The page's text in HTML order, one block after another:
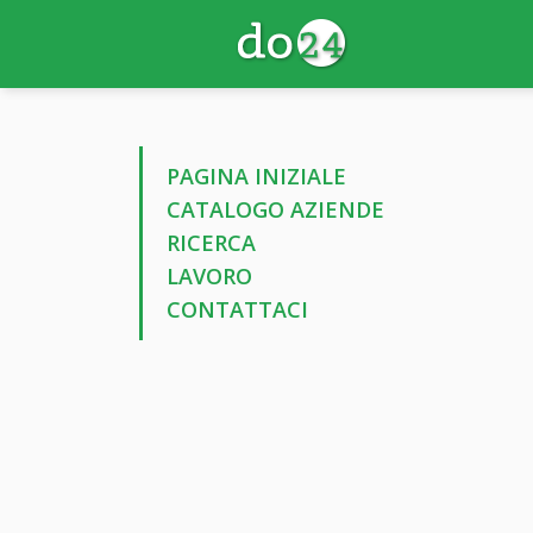
PAGINA INIZIALE
CATALOGO AZIENDE
RICERCA
LAVORO
CONTATTACI